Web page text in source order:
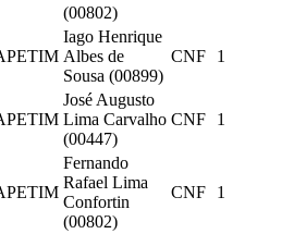
(00802)
Iago Henrique
Albes de
Sousa (00899)
CNF 1
José Augusto
Lima Carvalho
(00447)
CNF 1
Fernando
Rafael Lima
Confortin
(00802)
CNF 1